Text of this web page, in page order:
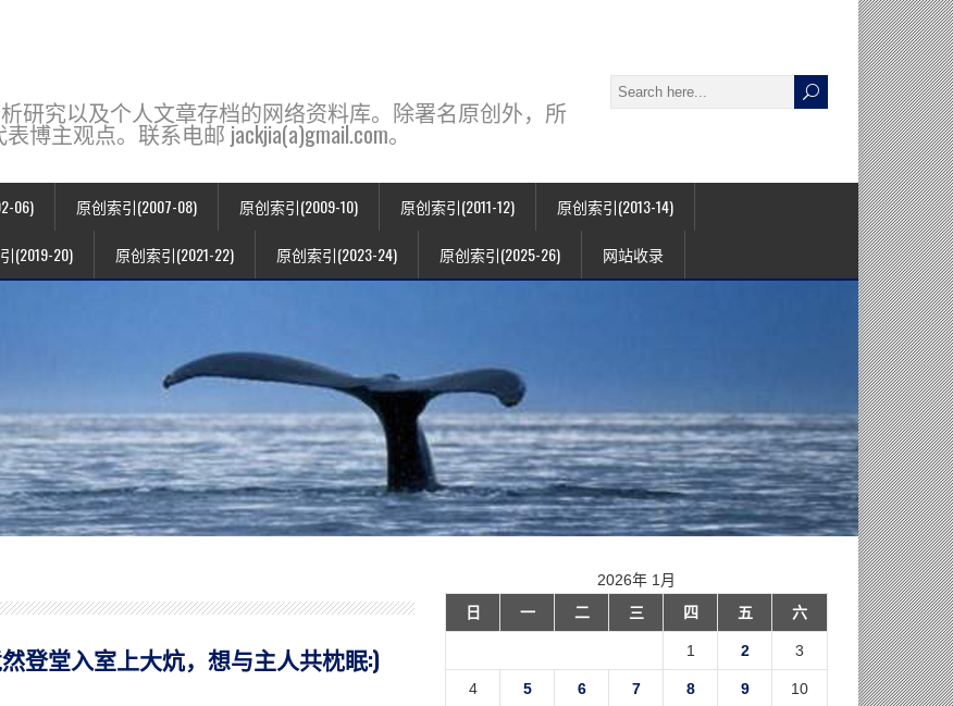
析研究以及个人文章存档的网络资料库。除署名原创外，所
主观点。联系电邮 jackjia(a)gmail.com。
06) 原创索引(2007-08) 原创索引(2009-10) 原创索引(2011-12) 原创索引(2013-14)
(2019-20) 原创索引(2021-22) 原创索引(2023-24) 原创索引(2025-26) 网站收录
登堂入室上大炕，想与主人共枕眠:)
2026年 1月
日
一 二 三 四 五 六
1 2 3
4 5 6 7 8 9 10